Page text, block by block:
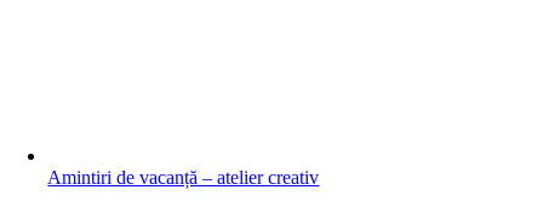
Amintiri de vacanță – atelier creativ